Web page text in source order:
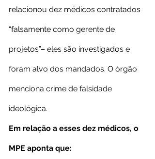
relacionou dez médicos contratados
“falsamente como gerente de
projetos”– eles são investigados e
foram alvo dos mandados. O órgão
menciona crime de falsidade
ideológica.
Em relação a esses dez médicos, o
MPE aponta que: